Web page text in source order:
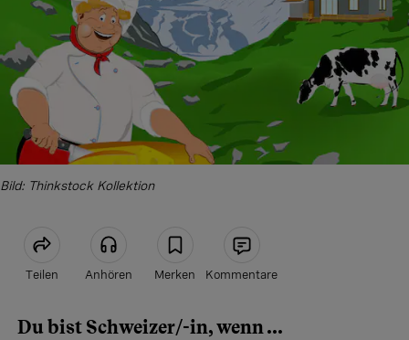
Bild: Thinkstock Kollektion
Teilen Anhören Merken Kommentare
Artikel teilen
Du bist Schweizer/-in, wenn ...